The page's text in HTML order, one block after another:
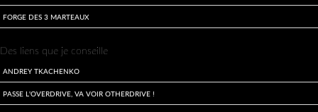
Forge des 3 Marteaux
Des liens que je conseille
Andrey Tkachenko
Passe l'overdrive, va voir otherdrive !